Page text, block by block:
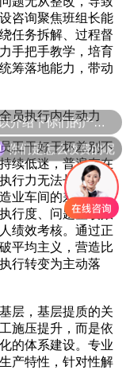
咨询聚焦班组长能
任务拆解、过程督
手把手教学，培育
筹落地能力，带动
员执行内生动力
工干好干坏差别不
续低迷，普遍存在
行力无法长效维
业车间的差异化考
行度、问题整改效
绩效考核。通过正
平均主义，营造比
行转变为主动落
层，基层提质的关
施压提升，而是依
的体系建设。专业
产特性，针对性解
可以介绍下你们的产品么
你们是怎么收费的呢